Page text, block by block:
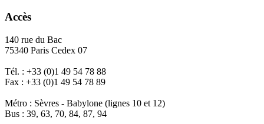
Accès
140 rue du Bac
75340 Paris Cedex 07
Tél. : +33 (0)1 49 54 78 88
Fax : +33 (0)1 49 54 78 89
Métro : Sèvres - Babylone (lignes 10 et 12)
Bus : 39, 63, 70, 84, 87, 94